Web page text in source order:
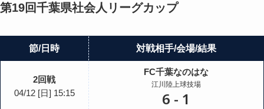
第19回千葉県社会人リーグカップ
節 日時 対戦相手 会場 結果
2回戦
04/12 [日] 15:15
FC千葉なのはな
江川陸上球技場
6 - 1